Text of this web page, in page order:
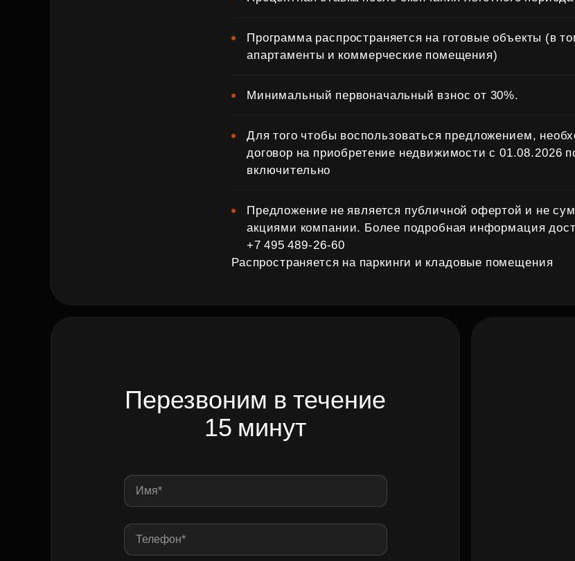
Программа распространяется на готовые объекты (в
апартаменты и коммерческие помещения)
Минимальный первоначальный взнос от 30%.
Для того чтобы воспользоваться предложением,
договор на приобретение недвижимости с 01.08.2026
включительно
Предложение не является публичной офертой и не
акциями компании. Более подробная информация
+7 495 489‑26‑60
Распространяется на паркинги и кладовые помещения
Перезвоним в течение
15 минут